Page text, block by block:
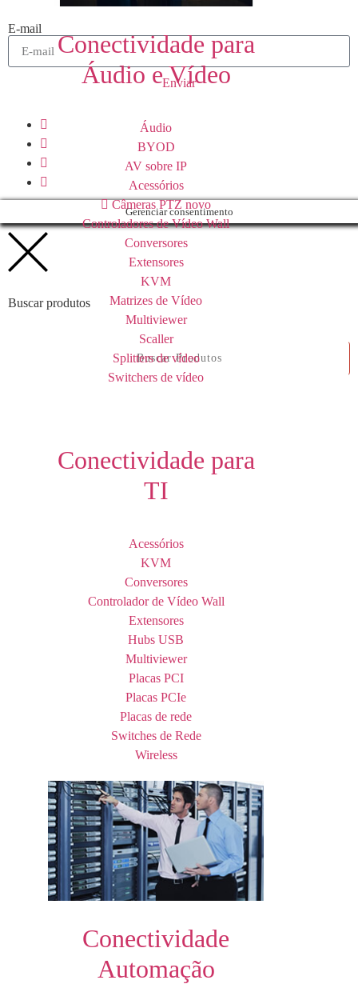
Conectividade para
Áudio e Vídeo
Áudio
BYOD
AV sobre IP
Acessórios
Câmeras PTZ novo
Controladores de Vídeo Wall
Conversores
Extensores
KVM
Matrizes de Vídeo
Multiviewer
Scaller
Splitters de vídeo
Switchers de vídeo
Conectividade para
TI
Acessórios
KVM
Conversores
Controlador de Vídeo Wall
Extensores
Hubs USB
Multiviewer
Placas PCI
Placas PCIe
Placas de rede
Switches de Rede
Wireless
Conectividade
Automação
E-mail
Enviar
Gerenciar consentimento
Buscar produtos